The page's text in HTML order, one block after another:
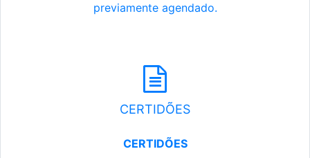
previamente agendado.
CERTIDÕES
CERTIDÕES